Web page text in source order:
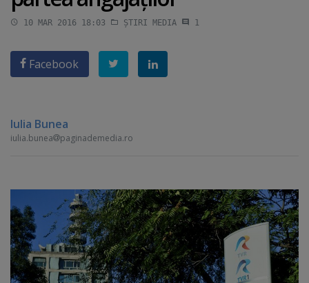
10 MAR 2016 18:03 ȘTIRI MEDIA 1
Facebook
Iulia Bunea
iulia.bunea paginademedia.ro